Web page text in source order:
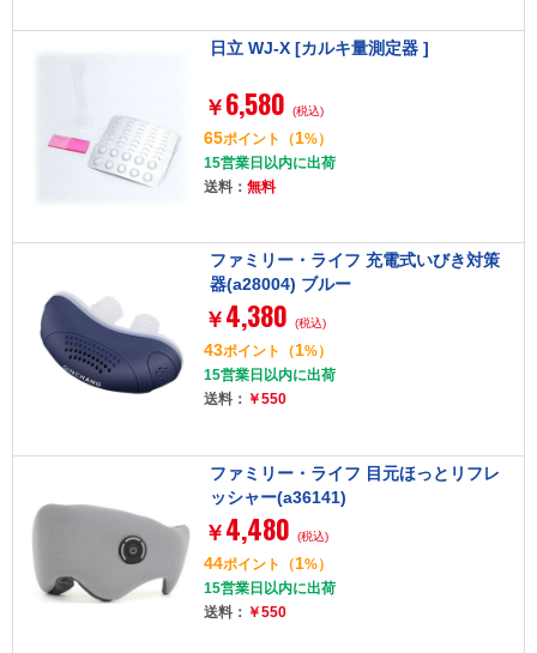
日立 WJ-X [カルキ量測定器 ]
￥ 6,580 (税込)
65ポイント （1%）
15営業日以内に出荷
送料： 無料
ファミリー・ライフ 充電式いびき対策
器(a28004) ブルー
￥ 4,380 (税込)
43ポイント （1%）
15営業日以内に出荷
送料： ￥550
ファミリー・ライフ 目元ほっとリフレ
ッシャー(a36141)
￥ 4,480 (税込)
44ポイント （1%）
15営業日以内に出荷
送料： ￥550